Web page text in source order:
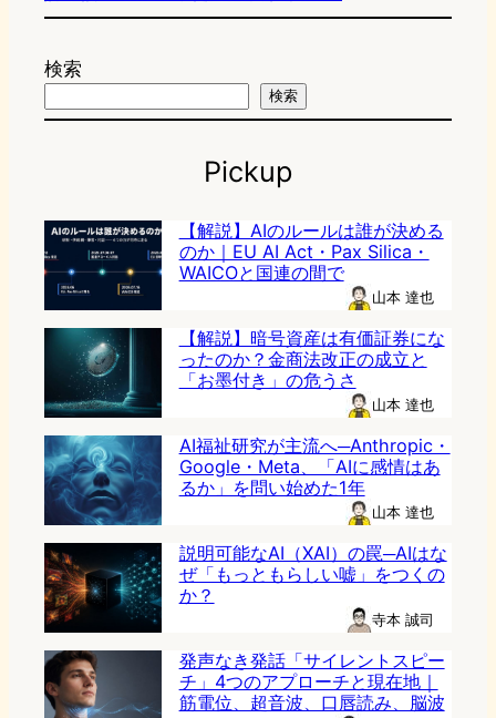
検索
検索
Pickup
【解説】AIのルールは誰が決める
のか｜EU AI Act・Pax Silica・
WAICOと国連の間で
山本 達也
【解説】暗号資産は有価証券にな
ったのか？金商法改正の成立と
「お墨付き」の危うさ
山本 達也
AI福祉研究が主流へ─Anthropic・
Google・Meta、「AIに感情はあ
るか」を問い始めた1年
山本 達也
説明可能なAI（XAI）の罠─AIはな
ぜ「もっともらしい嘘」をつくの
か？
寺本 誠司
発声なき発話「サイレントスピー
チ」4つのアプローチと現在地｜
筋電位、超音波、口唇読み、脳波